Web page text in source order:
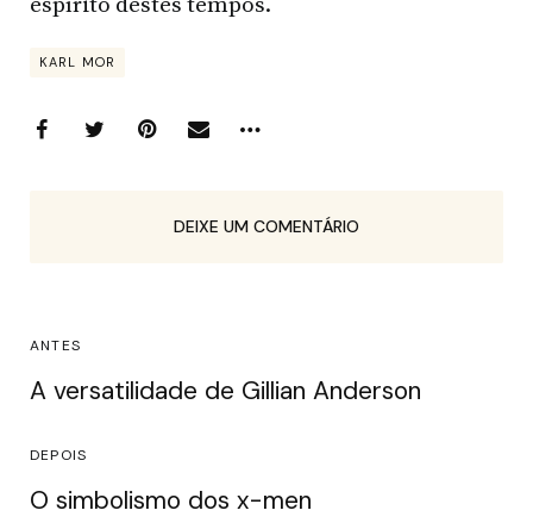
KARL MOR
DEIXE UM COMENTÁRIO
ANTES
A versatilidade de Gillian Anderson
DEPOIS
O simbolismo dos x-men